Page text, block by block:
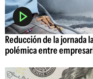
Reducción de la jornada
polémica entre